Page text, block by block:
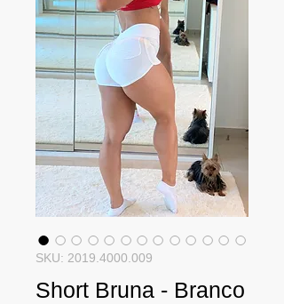
SKU: 2019.4000.009
Short Bruna - Branco